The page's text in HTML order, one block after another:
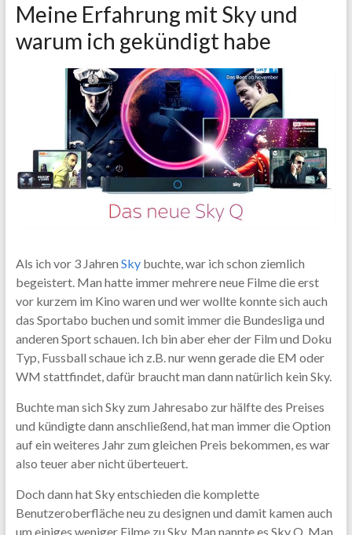
Meine Erfahrung mit Sky und
warum ich gekündigt habe
Als ich vor 3 Jahren Skybuchte, war ich schon ziemlich
begeistert. Man hatte immer mehrere neue Filme die erst
vor kurzem im Kino waren und wer wollte konnte sich auch
das Sportabo buchen und somit immer die Bundesliga und
anderen Sport schauen. Ich bin aber eher der Film und Doku
Typ, Fussball schaue ich z.B. nur wenn gerade die EM oder
WM stattfindet, dafür braucht man dann natürlich kein Sky.
Buchte man sich Sky zum Jahresabo zur hälfte des Preises
und kündigte dann anschließend, hat man immer die Option
auf ein weiteres Jahr zum gleichen Preis bekommen, es war
also teuer aber nicht überteuert.
Doch dann hat Sky entschieden die komplette
Benutzeroberfläche neu zu designen und damit kamen auch
um einiges weniger Filme zu Sky. Man nannte es Sky Q. Man